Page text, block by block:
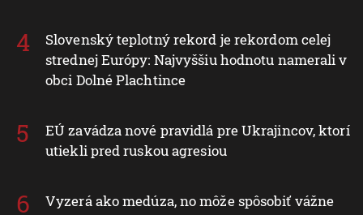
Slovenský teplotný rekord je rekordom celej
strednej Európy: Najvyššiu hodnotu namerali v
obci Dolné Plachtince
EÚ zavádza nové pravidlá pre Ukrajincov, ktorí
utiekli pred ruskou agresiou
Vyzerá ako medúza, no môže spôsobiť vážne